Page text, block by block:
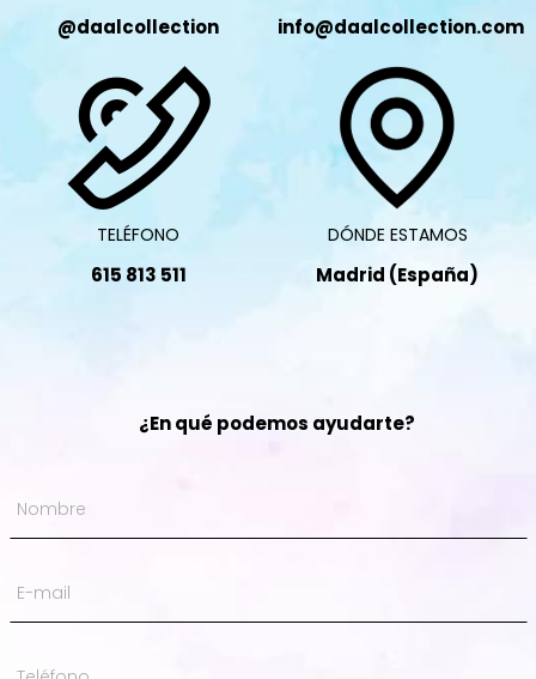
@daalcollection info@daalcollection.com
TELÉFONO
615 813 511
DÓNDE ESTAMOS
Madrid (España)
¿En qué podemos ayudarte?